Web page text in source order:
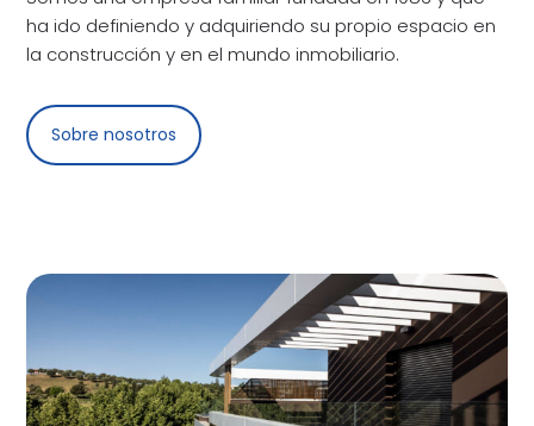
ha ido definiendo y adquiriendo su propio espacio en
la construcción y en el mundo inmobiliario.
Sobre nosotros